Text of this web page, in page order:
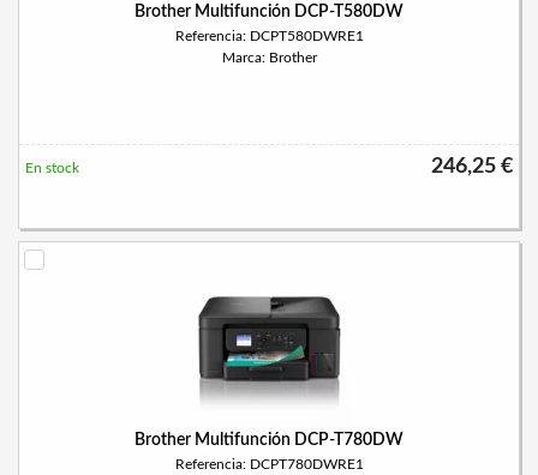
Brother Multifunción DCP-T580DW
Referencia: DCPT580DWRE1
Marca: Brother
246,25 €
En stock
Brother Multifunción DCP-T780DW
Referencia: DCPT780DWRE1